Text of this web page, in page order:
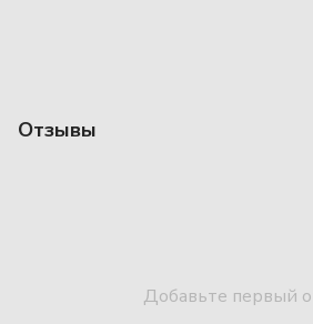
Отзывы
Добавьте первый